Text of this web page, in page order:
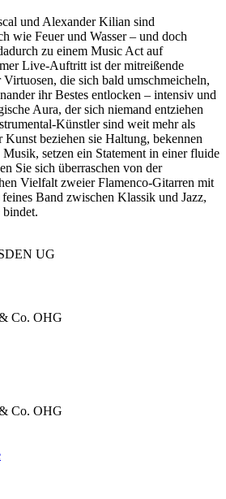
und Alexander Kilian sind
wie Feuer und Wasser – und doch
zu einem Music Act auf
Live-Auftritt ist der mitreißende
die sich bald umschmeicheln,
ihr Bestes entlocken – intensiv und
Aura, der sich niemand entziehen
Künstler sind weit mehr als
beziehen sie Haltung, bekennen
setzen ein Statement in einer fluide
Sie sich überraschen von der
Vielfalt zweier Flamenco-Gitarren mit
Band zwischen Klassik und Jazz,
UG
Co. OHG
Co. OHG